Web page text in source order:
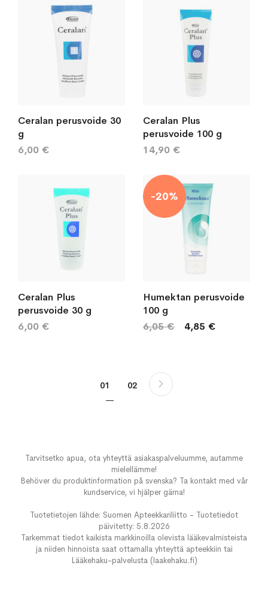
Ceralan perusvoide 30
g
6,00 €
Ceralan Plus
perusvoide 100 g
14,90 €
Ceralan Plus
perusvoide 30 g
6,00 €
-20%
Humektan perusvoide
100 g
4,85 €
6,05 €
You're currently reading page
01 Sivu
02 Sivu
Seuraava
Tarvitsetko apua, ota yhteyttä asiakaspalveluumme, autamme
mielellämme!
Behöver du produktinformation på svenska? Ta kontakt med vår
kundservice, vi hjälper gärna!
Tuotetietojen lähde: Suomen Apteekkariliitto - Tuotetiedot
päivitetty: 5.8.2026
Tarkemmat tiedot kaikista markkinoilla olevista lääkevalmisteista
ja niiden hinnoista saat ottamalla yhteyttä apteekkiin tai
Lääkehaku-palvelusta (laakehaku.fi)